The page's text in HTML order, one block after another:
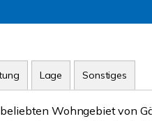
Lage Sonstiges
Wohngebiet von